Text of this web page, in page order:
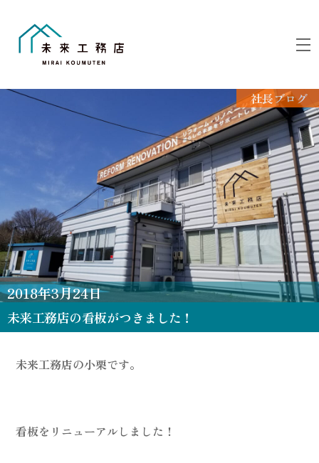
社長ブログ
2018年3月24日
未来工務店の看板がつきました！
未来工務店の小栗です。
看板をリニューアルしました！